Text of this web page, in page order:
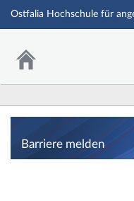
Ostfalia Hochschule für
Barriere melden